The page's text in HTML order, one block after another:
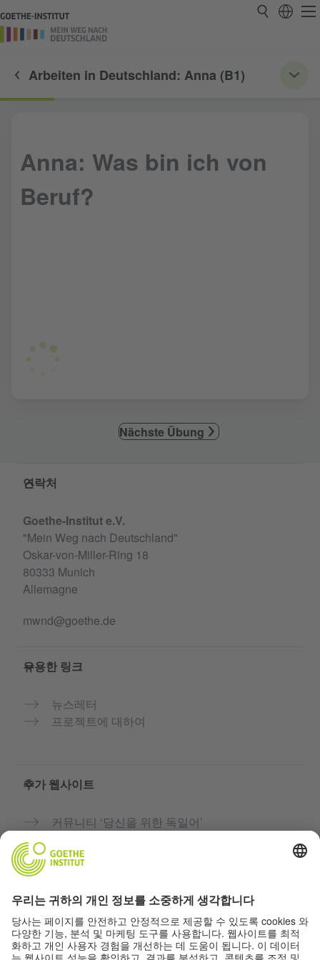
Arbeiten in Deutschland: Anna (B1)
Anna: Was bin ich von
Beruf?
Nächste Übung
Service- und Informationsbereich
연락처
Goethe-Institut e.V.
"Mein Weg nach Deutschland"
Oskar-von-Miller-Ring 18
80333 Munich
Allemagne
mwnd@goethe.de
유용한 링크
뉴스레터
프로젝트에 대하여
추가 웹사이트
커뮤니티 ‘당신을 위한 독일어’
괴테 인스티투트의 독일어 과정
개인정보 및 접근성